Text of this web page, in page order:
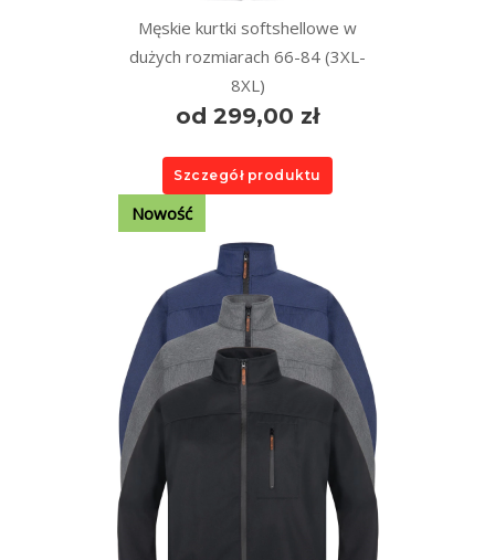
Męskie kurtki softshellowe w
dużych rozmiarach 66-84 (3XL-
8XL)
od 299,00 zł
Szczegół produktu
Nowość